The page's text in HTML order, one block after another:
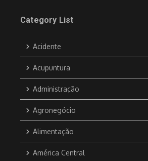
Category List
Acidente
Acupuntura
Administração
Agronegócio
Alimentação
América Central